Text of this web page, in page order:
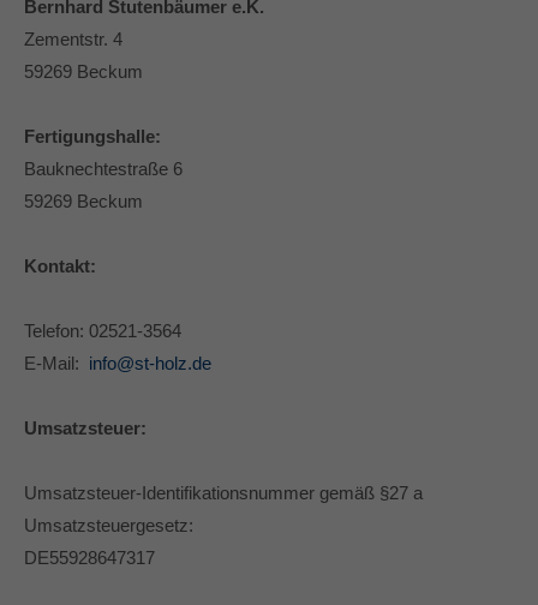
Register |
Lorem ipsum dolor sit amet:
24h
We offer support for our customers
Get in touch
Cybersteel Inc.
San Francisco, CA 94102
Bernhard Stutenbäumer e.K.
Zementstr. 4
59269 Beckum
Fertigungshalle:
Bauknechtestraße 6
59269 Beckum
Kontakt:
Telefon: 02521-3564
E-Mail: info@st-holz.de
Umsatzsteuer:
Umsatzsteuer-Identifikationsnummer gemäß §27 a
Umsatzsteuergesetz:
DE55928647317